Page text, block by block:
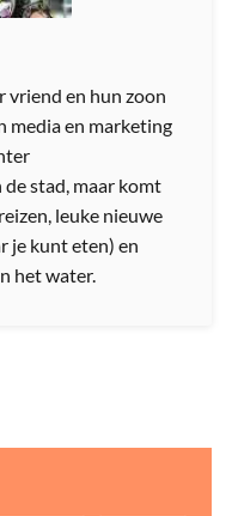
vriend en hun zoon
media en marketing
stad, maar komt
leuke nieuwe
je kunt eten) en
het water.